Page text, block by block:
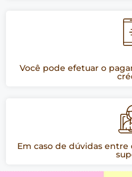
Você pode efetuar o
Em caso de dúvidas